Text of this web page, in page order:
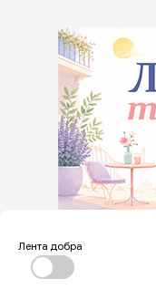
Лента добра